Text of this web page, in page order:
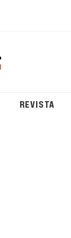
REVISTA